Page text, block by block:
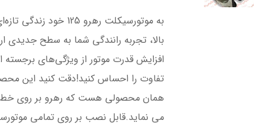
به موتورسیکلت رهرو
بالا، تجربه رانندگی شما به سطح جدیدی
افزایش قدرت موتور از ویژگی‌های
تفاوت را احساس کنید!دقت کنید این
همان محصولی هست که رهرو بر روی خط
می نماید.قابل نصب بر روی تمامی